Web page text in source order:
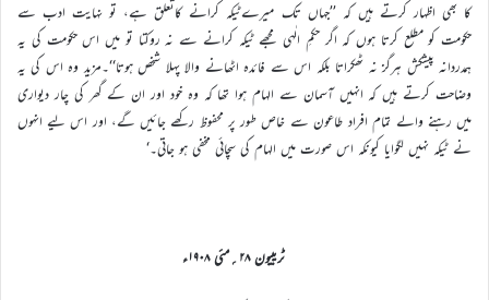
کا بھی اظہار کرتے ہیں کہ ’’جہاں تک میرےٹیکہ کرانے کاتعلق ہے، تو نہایت ادب سے
حکومت کو مطلع کرتا ہوں کہ اگر حکمِ الٰہی مجھے ٹیکہ کرانے سے نہ روکتا تو میں اس حکومت کی یہ
ہمدردانہ پیشکش ہرگز نہ ٹھکراتا بلکہ اس سے فائدہ اٹھانے والا پہلا شخص ہوتا‘‘۔مزید وہ اس کی یہ
وضاحت کرتے ہیں کہ انہیں آسمان سے الہام ہوا تھا کہ وہ خود اور ان کے گھر کی چار دیواری
میں رہنے والے تمام افراد طاعون سے خاص طور پر محفوظ رکھے جائیں گے، اور اس لیے انہوں
نے ٹیکہ نہیں لگوایا کیونکہ اس صورت میں الہام کی سچائی مخفی ہو جاتی۔‘
ٹریبیون ۲۸؍مئی ۱۹۰۸ء